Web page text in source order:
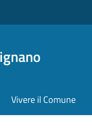
Vivere il Comune